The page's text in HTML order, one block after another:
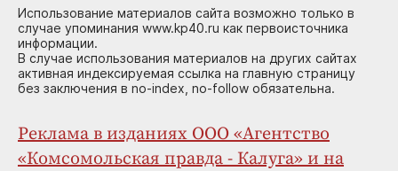
Использование материалов сайта возможно только в
случае упоминания www.kp40.ru как первоисточника
информации.
В случае использования материалов на других сайтах
активная индексируемая ссылка на главную страницу
без заключения в no-index, no-follow обязательна.
Реклама в изданиях ООО «Агентство
«Комсомольская правда - Калуга» и на